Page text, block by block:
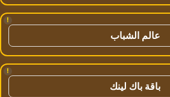
!
عالم الشباب
!
باقة باك لينك